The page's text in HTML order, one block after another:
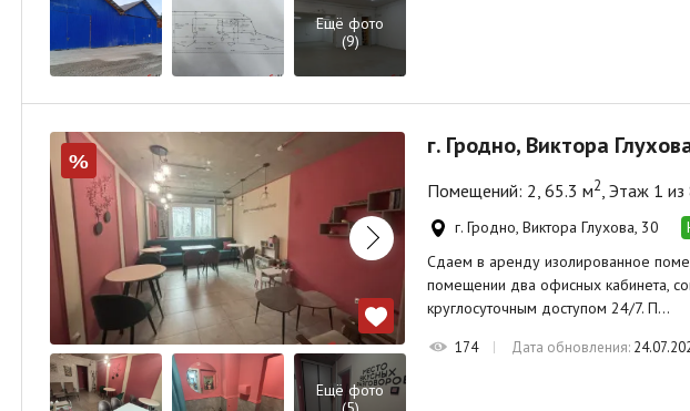
Ещё фото
(9)
%
Ещё фото
г. Гродно, Виктора
Помещений: 2, 65.3 м2, Этаж 1 из
г. Гродно, Виктора Глухова, 30
Сдаем в аренду изолированное
помещении два офисных кабинета,
круглосуточным доступом 24/7. П…
174 Дата обновления: